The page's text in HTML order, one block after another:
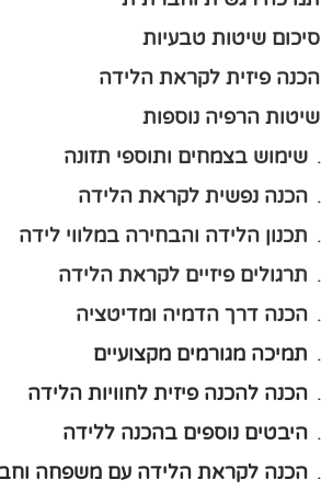
סיכום שיטות טבעיות
הכנה פיזית לקראת הלידה
שיטות הרפיה נוספות
שימוש בצמחים ותוספי תזונה
הכנה נפשית לקראת הלידה
תכנון הלידה והבחירה במלווי לידה
תרגולים פיזיים לקראת הלידה
הכנה דרך הדמיה ומדיטציה
תמיכה מגורמים מקצועיים
הכנה להכנה פיזית לחוויות הלידה
היבטים נוספים בהכנה ללידה
הכנה לקראת הלידה עם משפחה